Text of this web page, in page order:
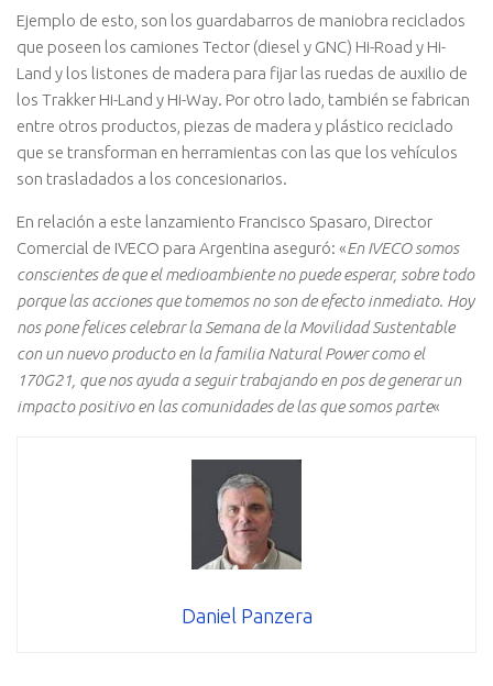
Ejemplo de esto, son los guardabarros de maniobra reciclados
que poseen los camiones Tector (diesel y GNC) Hi-Road y Hi-
Land y los listones de madera para fijar las ruedas de auxilio de
los Trakker Hi-Land y Hi-Way. Por otro lado, también se fabrican
entre otros productos, piezas de madera y plástico reciclado
que se transforman en herramientas con las que los vehículos
son trasladados a los concesionarios.
En relación a este lanzamiento Francisco Spasaro, Director
Comercial de IVECO para Argentina aseguró: «En IVECO somos
conscientes de que el medioambiente no puede esperar, sobre todo
porque las acciones que tomemos no son de efecto inmediato. Hoy
nos pone felices celebrar la Semana de la Movilidad Sustentable
con un nuevo producto en la familia Natural Power como el
170G21, que nos ayuda a seguir trabajando en pos de generar un
impacto positivo en las comunidades de las que somos parte«
Daniel Panzera